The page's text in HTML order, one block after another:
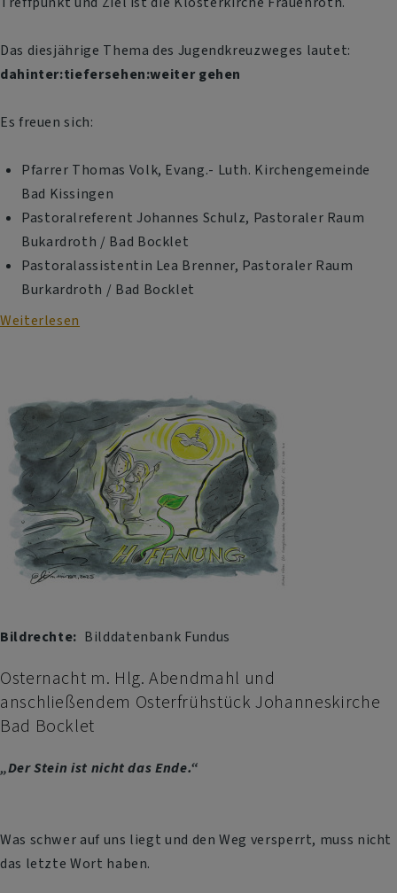
Das diesjährige Thema des Jugendkreuzweges lautet:
dahinter:tiefersehen:weiter gehen
Es freuen sich:
Pfarrer Thomas Volk, Evang.- Luth. Kirchengemeinde
Bad Kissingen
Pastoralreferent Johannes Schulz, Pastoraler Raum
Bukardroth / Bad Bocklet
Pastoralassistentin Lea Brenner, Pastoraler Raum
Burkardroth / Bad Bocklet
Weiterlesen
Klosterkirche
Frauenroth
Bildrechte Bilddatenbank Fundus
Osternacht m. Hlg. Abendmahl und
anschließendem Osterfrühstück Johanneskirche
Bad Bocklet
„Der Stein ist nicht das Ende.“
Was schwer auf uns liegt und den Weg versperrt, muss nicht
das letzte Wort haben.